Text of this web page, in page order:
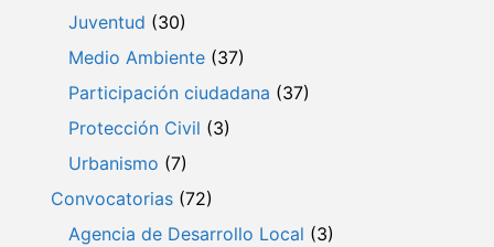
Juventud (30)
Medio Ambiente (37)
Participación ciudadana (37)
Protección Civil (3)
Urbanismo (7)
Convocatorias (72)
Agencia de Desarrollo Local (3)